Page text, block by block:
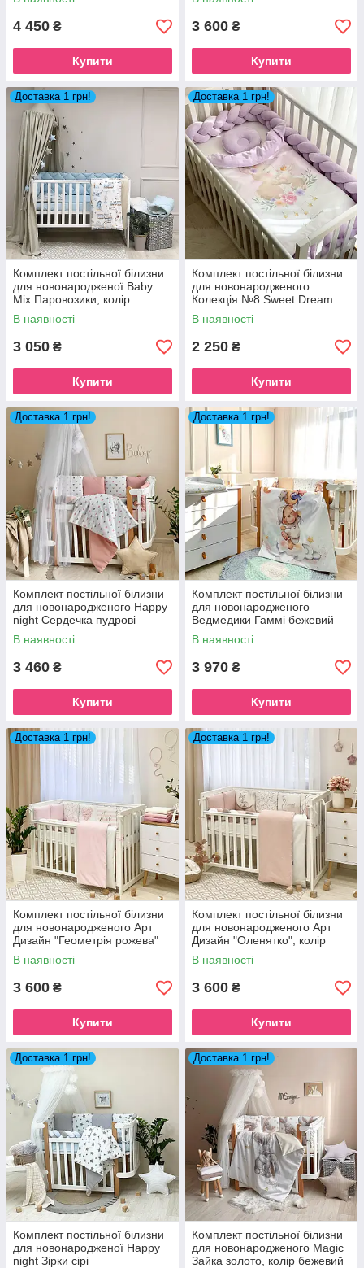
4 450 ₴
Купити
3 600 ₴
Купити
Доставка 1 грн!
Комплект постільної білизни
для новонародженої Baby
Mix Паровозики, колір
блакитний
В наявності
3 050 ₴
Купити
Доставка 1 грн!
Комплект постільної білизни
для новонародженого
Колекція №8 Sweet Dream
Зайчик з мамою
В наявності
2 250 ₴
Купити
Доставка 1 грн!
Комплект постільної білизни
для новонародженого Happy
night Сердечка пудрові
В наявності
3 460 ₴
Купити
Доставка 1 грн!
Комплект постільної білизни
для новонародженого
Ведмедики Гаммі бежевий
В наявності
3 970 ₴
Купити
Доставка 1 грн!
Комплект постільної білизни
для новонародженого Арт
Дизайн "Геометрія рожева"
В наявності
3 600 ₴
Купити
Доставка 1 грн!
Комплект постільної білизни
для новонародженого Арт
Дизайн "Оленятко", колір
пудра
В наявності
3 600 ₴
Купити
Доставка 1 грн!
Комплект постільної білизни
для новонародженої Happy
night Зірки сірі
Доставка 1 грн!
Комплект постільної білизни
для новонародженого Magic
Зайка золото, колір бежевий